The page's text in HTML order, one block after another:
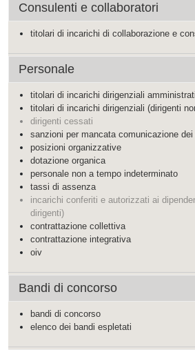
Consulenti e collaboratori
titolari di incarichi di collaborazione e
Personale
titolari di incarichi dirigenziali
titolari di incarichi dirigenziali (dirigenti
dirigenti cessati
sanzioni per mancata comunicazione dei
posizioni organizzative
dotazione organica
personale non a tempo indeterminato
tassi di assenza
incarichi conferiti e autorizzati ai
dirigenti)
contrattazione collettiva
contrattazione integrativa
oiv
Bandi di concorso
bandi di concorso
elenco dei bandi espletati